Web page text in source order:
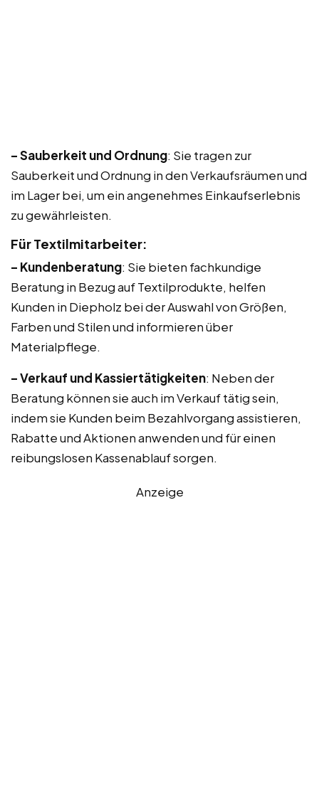
– Sauberkeit und Ordnung: Sie tragen zur
Sauberkeit und Ordnung in den Verkaufsräumen und
im Lager bei, um ein angenehmes Einkaufserlebnis
zu gewährleisten.
Für Textilmitarbeiter:
– Kundenberatung: Sie bieten fachkundige
Beratung in Bezug auf Textilprodukte, helfen
Kunden in Diepholz bei der Auswahl von Größen,
Farben und Stilen und informieren über
Materialpflege.
– Verkauf und Kassiertätigkeiten: Neben der
Beratung können sie auch im Verkauf tätig sein,
indem sie Kunden beim Bezahlvorgang assistieren,
Rabatte und Aktionen anwenden und für einen
reibungslosen Kassenablauf sorgen.
Anzeige